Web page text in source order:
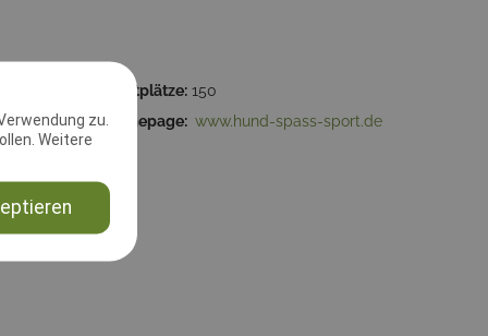
zu.
Weitere
Startplätze: 150
Homepage: www.hund-spass-sport.de